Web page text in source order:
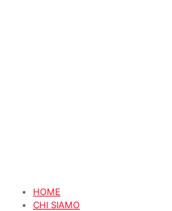
HOME
CHI SIAMO